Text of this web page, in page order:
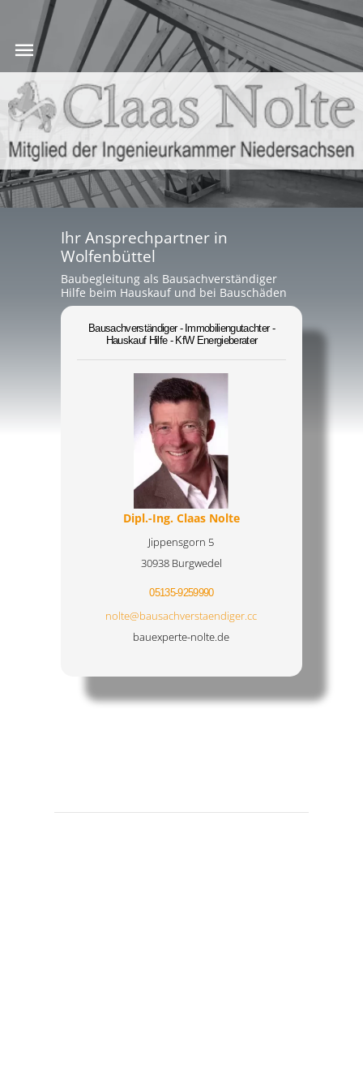
Ihr Ansprechpartner in
Wolfenbüttel
Baubegleitung als Bausachverständiger
Hilfe beim Hauskauf und bei Bauschäden
Bausachverständiger - Immobiliengutachter -
Hauskauf Hilfe - KfW Energieberater
Dipl.-Ing. Claas Nolte
Jippensgorn 5
30938 Burgwedel
05135-9259990
nolte@bausachverstaendiger.cc
bauexperte-nolte.de